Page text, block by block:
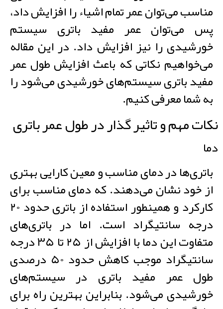
مناسب می‌توان عمر تمام اشیاء را افزایش داد،
پس می‌توان عمر مفید باتری سیستم
خورشیدی را نیز افزایش داد. در این مقاله
می‌خواهیم نکاتی که باعث افزایش طول عمر
مفید باتری سیستم‌های خورشیدی می‌شود را
به شما معرفی کنیم.
نکات مهم و تاثیر گذار در طول عمر باتری
دما
باتری‌ها در دمای مناسب و معین کارایی بهتری
از خود نشان می‌دهند. که دمای مناسب برای
کارکرد و همینطور استفاده از باتری حدود ۲۰
درجه سانتیگراد است. اما در باتری‌های
متفاوت این دما با افزایش از ۲۵ تا ۳۵ درجه
سانتیگراد موجب کاهش حدود ۵۰ درصدی
طول عمر مفید باتری در سیستم‌های
خورشیدی می‌شود. بنابراین بهترین راه برای